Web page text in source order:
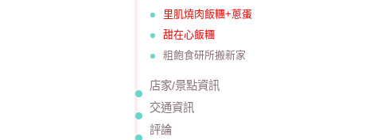
里肌燒肉飯糰+蔥蛋
甜在心飯糰
粗飽食研所搬新家
店家/景點資訊
交通資訊
評論